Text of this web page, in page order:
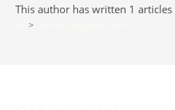
This author has written 1 articles
>